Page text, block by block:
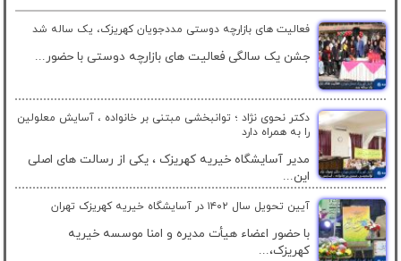
فعالیت های بازارچه دوستی مددجویان کهریزک، یک ساله شد
جشن یک سالگی فعالیت های بازارچه دوستی با حضور...
دکتر نحوی نژاد ؛ توانبخشی مبتنی بر خانواده ، آسایش معلولین
را به همراه دارد
مدیر آسایشگاه خیریه کهریزک ، یکی از رسالت های اصلی
این...
آیین تحویل سال ۱۴۰۲ در آسایشگاه خیریه کهریزک تهران
با حضور اعضاء هیأت مدیره و امنا موسسه خیریه
کهریزک،...